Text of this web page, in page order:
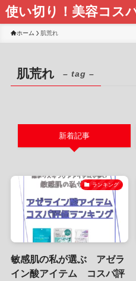
使い切り！美容コス
ホーム 肌荒れ
肌荒れ – tag –
新着記事
ランキング
敏感肌の私が選ぶ アゼラ
イン酸アイテム コスパ評